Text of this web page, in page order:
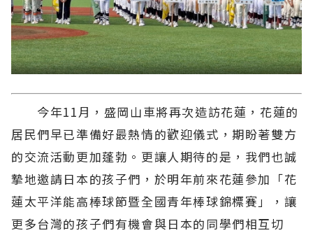
今年11月，盛岡山車將再次造訪花蓮，花蓮的
居民們早已準備好最熱情的歡迎儀式，期盼著雙方
的交流活動更加蓬勃。更讓人期待的是，我們也誠
摯地邀請日本的孩子們，於明年前來花蓮參加「花
蓮太平洋能高棒球節暨全國青年棒球錦標賽」，讓
更多台灣的孩子們有機會與日本的同學們相互切